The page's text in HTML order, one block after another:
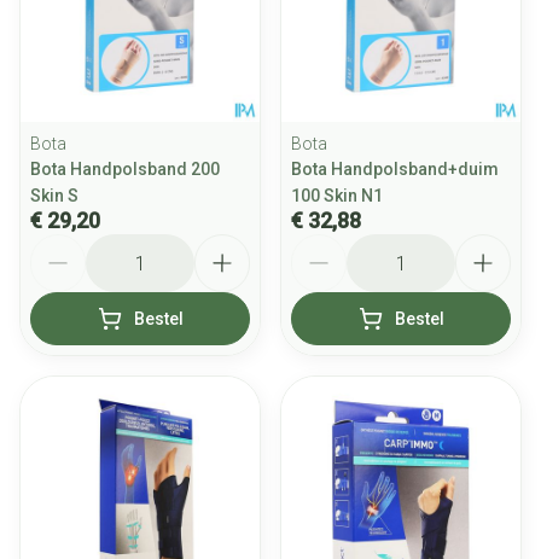
Bota
Bota Handpolsband 200
Skin S
€ 29,20
Bestel
Bota
Bota Handpolsband+duim
100 Skin N1
€ 32,88
Bestel